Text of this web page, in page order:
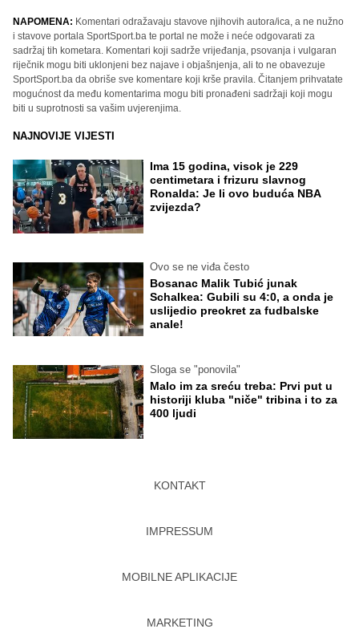
NAPOMENA: Komentari odražavaju stavove njihovih autora/ica, a ne nužno
i stavove portala SportSport.ba te portal ne može i neće odgovarati za
sadržaj tih kometara. Komentari koji sadrže vrijeđanja, psovanja i vulgaran
riječnik mogu biti uklonjeni bez najave i objašnjenja, ali to ne obavezuje
SportSport.ba da obriše sve komentare koji krše pravila. Čitanjem prihvatate
mogućnost da među komentarima mogu biti pronađeni sadržaji koji mogu
biti u suprotnosti sa vašim uvjerenjima.
NAJNOVIJE VIJESTI
Ima 15 godina, visok je 229
centimetara i frizuru slavnog
Ronalda: Je li ovo buduća NBA
zvijezda?
Ovo se ne viđa često
Bosanac Malik Tubić junak
Schalkea: Gubili su 4:0, a onda je
uslijedio preokret za fudbalske
anale!
Sloga se "ponovila"
Malo im za sreću treba: Prvi put u
historiji kluba "niče" tribina i to za
400 ljudi
KONTAKT
IMPRESSUM
MOBILNE APLIKACIJE
MARKETING